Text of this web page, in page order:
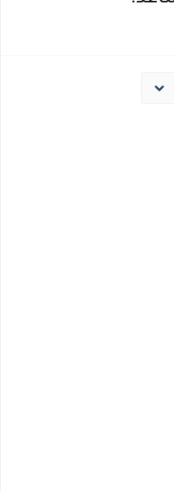
والاجنبية المعتمدة من وزارة التعليم العالي للعام الجامعي 2026/ 2027